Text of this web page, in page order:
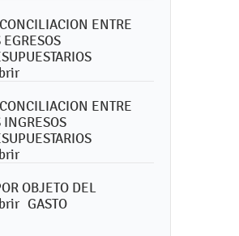
ENTRE
EGRESOS
ENTRE
INGRESOS
OBJETO DEL
GASTO